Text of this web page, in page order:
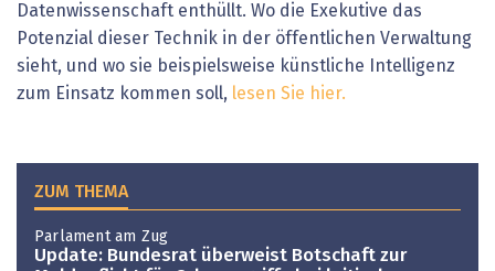
Datenwissenschaft enthüllt. Wo die Exekutive das
Potenzial dieser Technik in der öffentlichen Verwaltung
sieht, und wo sie beispielsweise künstliche Intelligenz
zum Einsatz kommen soll, lesen Sie hier.
ZUM THEMA
Parlament am Zug
Update: Bundesrat überweist Botschaft zur